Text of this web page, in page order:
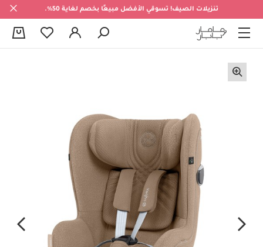
تنزيلات الصيف! تسوقي الأفضل مبيعًا بخصم لغاية 50%.